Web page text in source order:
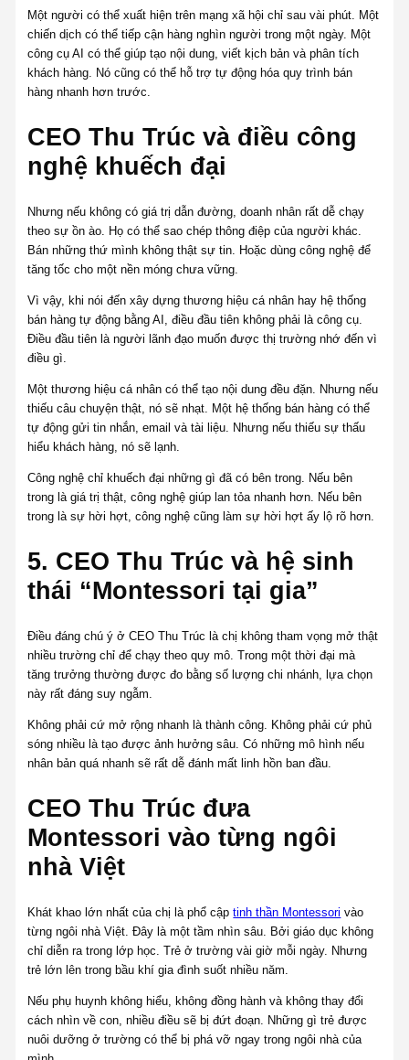
Một người có thể xuất hiện trên mạng xã hội chỉ sau vài phút. Một
chiến dịch có thể tiếp cận hàng nghìn người trong một ngày. Một
công cụ AI có thể giúp tạo nội dung, viết kịch bản và phân tích
khách hàng. Nó cũng có thể hỗ trợ tự động hóa quy trình bán
hàng nhanh hơn trước.
CEO Thu Trúc và điều công
nghệ khuếch đại
Nhưng nếu không có giá trị dẫn đường, doanh nhân rất dễ chạy
theo sự ồn ào. Họ có thể sao chép thông điệp của người khác.
Bán những thứ mình không thật sự tin. Hoặc dùng công nghệ để
tăng tốc cho một nền móng chưa vững.
Vì vậy, khi nói đến xây dựng thương hiệu cá nhân hay hệ thống
bán hàng tự động bằng AI, điều đầu tiên không phải là công cụ.
Điều đầu tiên là người lãnh đạo muốn được thị trường nhớ đến vì
điều gì.
Một thương hiệu cá nhân có thể tạo nội dung đều đặn. Nhưng nếu
thiếu câu chuyện thật, nó sẽ nhạt. Một hệ thống bán hàng có thể
tự động gửi tin nhắn, email và tài liệu. Nhưng nếu thiếu sự thấu
hiểu khách hàng, nó sẽ lạnh.
Công nghệ chỉ khuếch đại những gì đã có bên trong. Nếu bên
trong là giá trị thật, công nghệ giúp lan tỏa nhanh hơn. Nếu bên
trong là sự hời hợt, công nghệ cũng làm sự hời hợt ấy lộ rõ hơn.
5. CEO Thu Trúc và hệ sinh
thái “Montessori tại gia”
Điều đáng chú ý ở CEO Thu Trúc là chị không tham vọng mở thật
nhiều trường chỉ để chạy theo quy mô. Trong một thời đại mà
tăng trưởng thường được đo bằng số lượng chi nhánh, lựa chọn
này rất đáng suy ngẫm.
Không phải cứ mở rộng nhanh là thành công. Không phải cứ phủ
sóng nhiều là tạo được ảnh hưởng sâu. Có những mô hình nếu
nhân bản quá nhanh sẽ rất dễ đánh mất linh hồn ban đầu.
CEO Thu Trúc đưa
Montessori vào từng ngôi
nhà Việt
Khát khao lớn nhất của chị là phổ cậptinh thần Montessori vào
từng ngôi nhà Việt. Đây là một tầm nhìn sâu. Bởi giáo dục không
chỉ diễn ra trong lớp học. Trẻ ở trường vài giờ mỗi ngày. Nhưng
trẻ lớn lên trong bầu khí gia đình suốt nhiều năm.
Nếu phụ huynh không hiểu, không đồng hành và không thay đổi
cách nhìn về con, nhiều điều sẽ bị đứt đoạn. Những gì trẻ được
nuôi dưỡng ở trường có thể bị phá vỡ ngay trong ngôi nhà của